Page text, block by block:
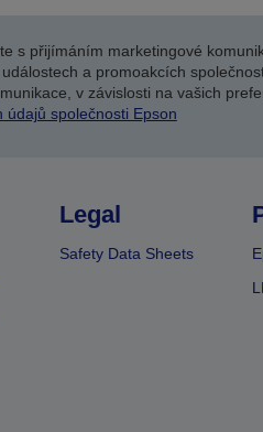
s přijímáním marketingové
a promoakcích
v závislosti na vašich
společnosti Epson
Legal
Safety Data Sheets